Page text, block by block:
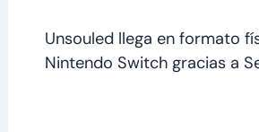
Unsouled llega en formato
Nintendo Switch gracias a